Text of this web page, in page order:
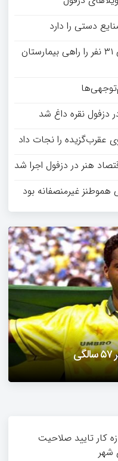
دستی را دارد
استفاده از مشربات الکلی تقلبی ۳۱ نفر را راهی بیمارستان
دزفول نقره داغ شد
عقرب‌گزیده را نجات داد
هموطنز غیرمنصفانه بود
جنجالی شد
صدا و سیما
کار تایید صلاحیت
شهر